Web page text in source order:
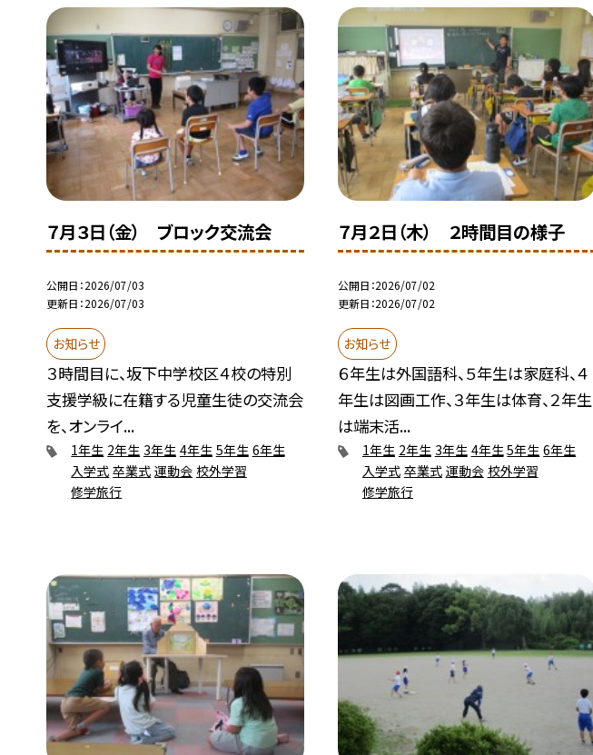
７月３日（金） ブロック交流会
公開日 2026/07/03
更新日 2026/07/03
お知らせ
３時間目に、坂下中学校区４校の特別
支援学級に在籍する児童生徒の交流会
を、オンライ...
1年生 2年生 3年生 4年生 5年生 6年生
入学式 卒業式 運動会 校外学習
修学旅行
７月２日（木） ２時間目の様子
公開日 2026/07/02
更新日 2026/07/02
お知らせ
６年生は外国語科、５年生は家庭科、４
年生は図画工作、３年生は体育、２年生
は端末活...
1年生 2年生 3年生 4年生5年生 6年生
入学式 卒業式 運動会 校外学習
修学旅行